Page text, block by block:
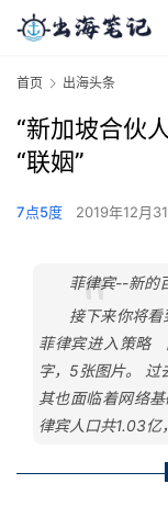
首页 出海头条
“新加坡合伙
“联姻”
7点5度 2019年12月
菲律宾--新的
接下来你将
菲律宾进入策略
字，5张图片。 过
其也面临着网络
律宾人口共1.03亿